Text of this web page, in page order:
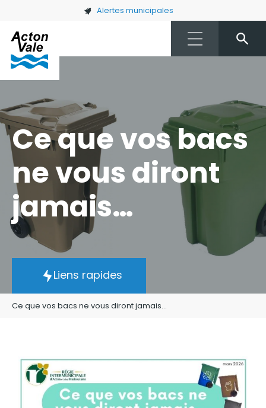
Skip to main content Alertes municipales
Ce que vos bacs
ne vous diront
jamais…
Liens rapides
Ce que vos bacs ne vous diront jamais…